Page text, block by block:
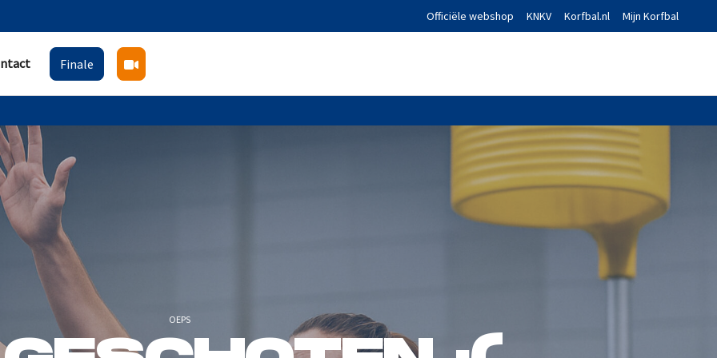
Officiële webshop KNKV Korfbal.nl Mijn Korfbal
Finale
OEPS